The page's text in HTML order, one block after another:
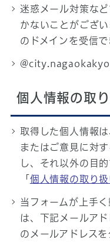
迷惑メール対策な
かないことがござ
のドメインを受信
個人情報の取
取得した個人情報
またはご意見に対
し、それ以外の目
「 個人情報の取り扱
当フォームが上手
は、下記メールア
のメールアドレス